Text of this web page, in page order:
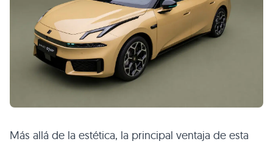
Más allá de la estética, la principal ventaja de esta